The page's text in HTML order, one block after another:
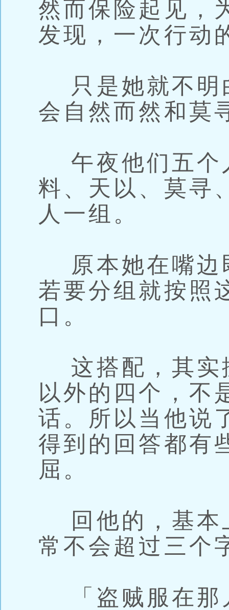
然而保险起见，
发现，一次行动
只是她就不明
会自然而然和莫
午夜他们五个
料、天以、莫寻
人一组。
原本她在嘴边
若要分组就按照
口。
这搭配，其实
以外的四个，不
话。所以当他说
得到的回答都有
屈。
回他的，基本
常不会超过三个
「盗贼服在那